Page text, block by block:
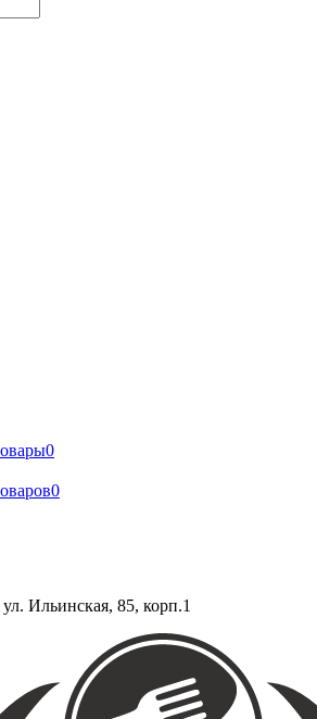
0
0
Ильинская, 85, корп.1